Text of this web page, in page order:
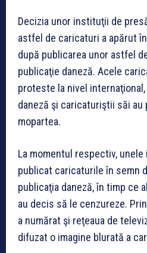
Decizia unor instituţii de
astfel de caricaturi a apărut
după publicarea unor astfel
publicaţie daneză. Acele
proteste la nivel
daneză şi caricaturiştii săi au
mopartea.
La momentul respectiv,
publicat caricaturile în semn
publicaţia daneză, în timp ce
au decis să le cenzureze.
a numărat şi reţeaua de
difuzat o imagine blurată a